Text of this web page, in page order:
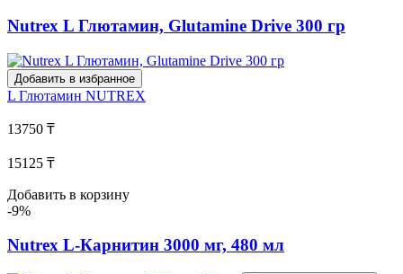
Nutrex L Глютамин, Glutamine Drive 300 гр
Добавить в избранное
L Глютамин NUTREX
13750 ₸
15125 ₸
Добавить в корзину
-9%
Nutrex L-Карнитин 3000 мг, 480 мл